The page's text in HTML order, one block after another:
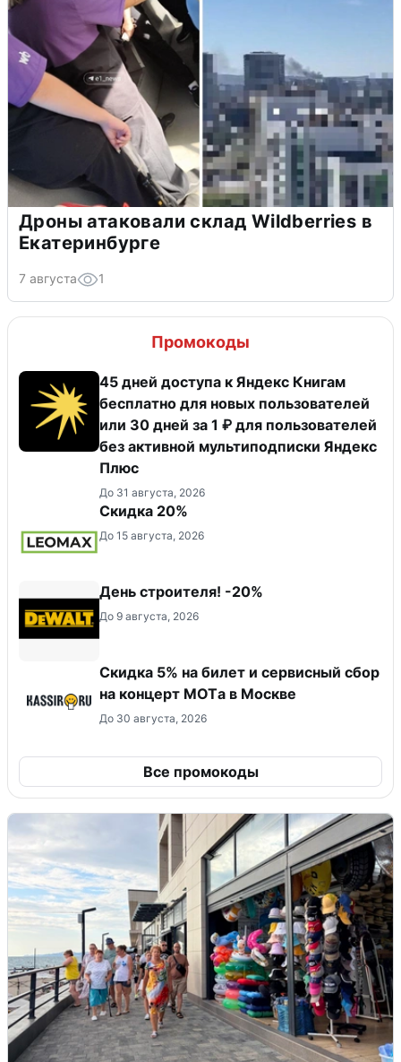
Дроны атаковали склад Wildberries в
Екатеринбурге
7 августа 1
Промокоды
45 дней доступа к Яндекс Книгам
бесплатно для новых пользователей
или 30 дней за 1 ₽ для пользователей
без активной мультиподписки Яндекс
Плюс
До 31 августа, 2026
Скидка 20%
До 15 августа, 2026
День строителя! -20%
До 9 августа, 2026
Скидка 5% на билет и сервисный сбор
на концерт MOTа в Москве
До 30 августа, 2026
Все промокоды